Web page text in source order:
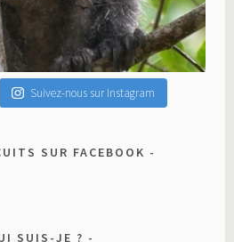
Suivez-nous sur Instagram
SUR FACEBOOK
SUIS-JE ?